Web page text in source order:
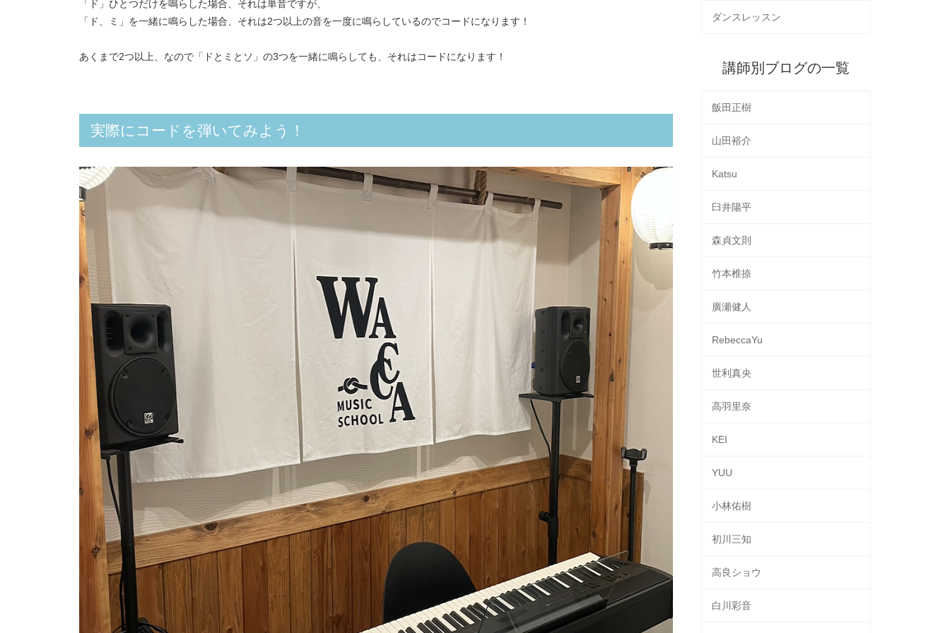
「ド」ひとつだけを鳴らした場合、それは単音ですが、
「ド、ミ」を一緒に鳴らした場合、それは2つ以上の音を一度に鳴らしているのでコードになります！
あくまで2つ以上、なので「ドとミとソ」の3つを一緒に鳴らしても、それはコードになります！
実際にコードを弾いてみよう！
ダンスレッスン
講師別ブログの一覧
飯田正樹
山田裕介
Katsu
臼井陽平
森貞文則
竹本椎捺
廣瀬健人
RebeccaYu
世利真央
高羽里奈
KEI
YUU
小林佑樹
初川三知
高良ショウ
白川彩音